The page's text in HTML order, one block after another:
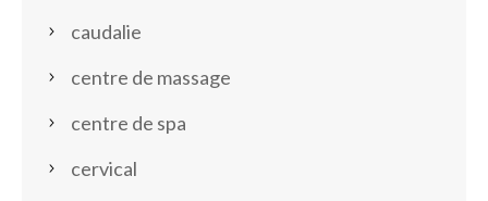
caudalie
centre de massage
centre de spa
cervical